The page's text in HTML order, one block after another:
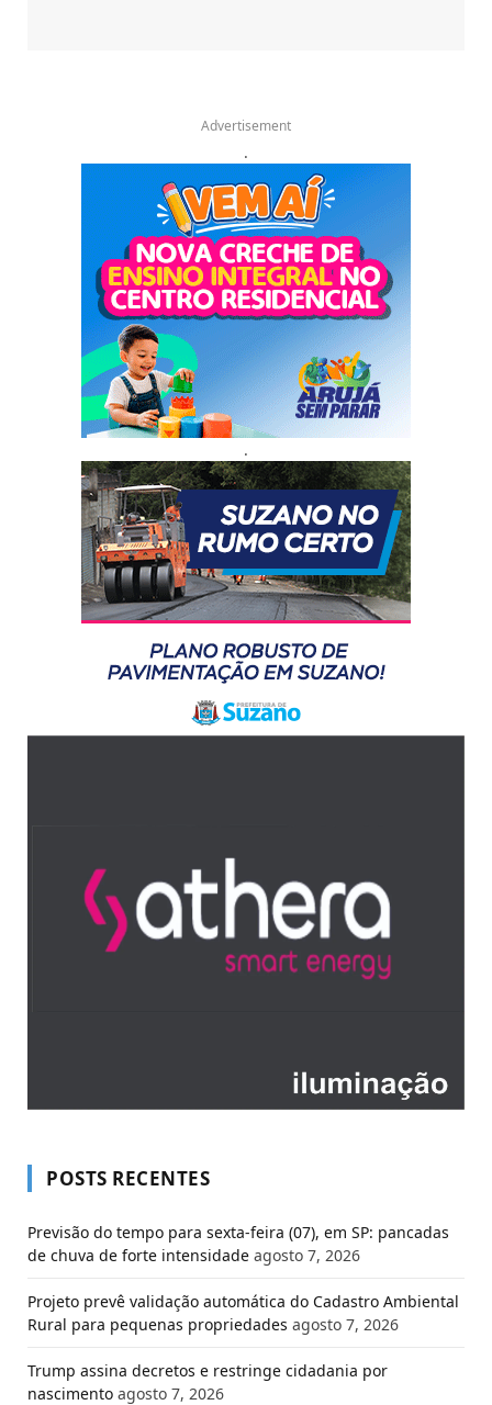
Advertisement
.
.
POSTS RECENTES
Previsão do tempo para sexta-feira (07), em SP: pancadas
de chuva de forte intensidade agosto 7, 2026
Projeto prevê validação automática do Cadastro Ambiental
Rural para pequenas propriedades agosto 7, 2026
Trump assina decretos e restringe cidadania por
nascimento agosto 7, 2026